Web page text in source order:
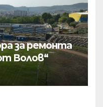
за ремонта
Волов“